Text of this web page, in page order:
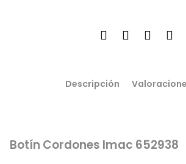
Descripción
Botín Cordones Imac 652938